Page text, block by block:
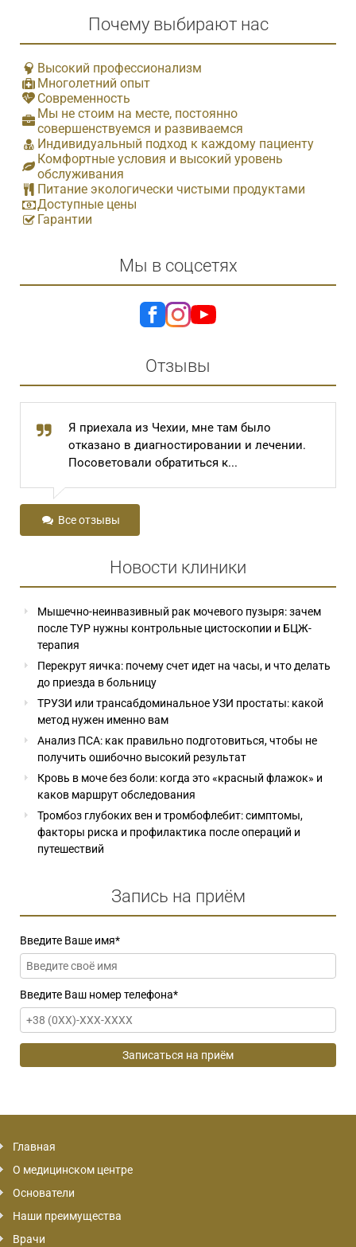
Почему выбирают нас
Высокий профессионализм
Многолетний опыт
Современность
Мы не стоим на месте, постоянно
совершенствуемся и развиваемся
Индивидуальный подход к каждому пациенту
Комфортные условия и высокий уровень
обслуживания
Питание экологически чистыми продуктами
Доступные цены
Гарантии
Мы в соцсетях
Отзывы
Я приехала из Чехии, мне там было
отказано в диагностировании и лечении.
Посоветовали обратиться к...
Все отзывы
Новости клиники
Мышечно-неинвазивный рак мочевого пузыря: зачем
после ТУР нужны контрольные цистоскопии и БЦЖ-
терапия
Перекрут яичка: почему счет идет на часы, и что делать
до приезда в больницу
ТРУЗИ или трансабдоминальное УЗИ простаты: какой
метод нужен именно вам
Анализ ПСА: как правильно подготовиться, чтобы не
получить ошибочно высокий результат
Кровь в моче без боли: когда это «красный флажок» и
каков маршрут обследования
Тромбоз глубоких вен и тромбофлебит: симптомы,
факторы риска и профилактика после операций и
путешествий
Запись на приём
Введите Ваше имя*
Введите Ваш номер телефона*
Главная
О медицинском центре
Основатели
Наши преимущества
Врачи